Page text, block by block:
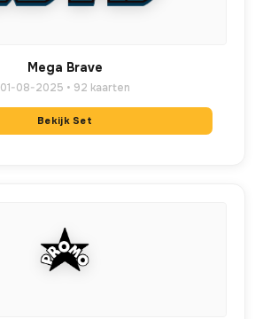
Mega Brave
01-08-2025 • 92 kaarten
Bekijk Set